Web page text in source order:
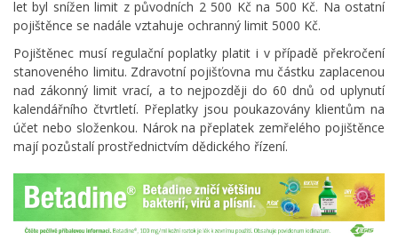
let byl snížen limit z původních 2 500 Kč na 500 Kč. Na ostatní
pojištěnce se nadále vztahuje ochranný limit 5000 Kč.
Pojištěnec musí regulační poplatky platit i v případě překročení
stanoveného limitu. Zdravotní pojišťovna mu částku zaplacenou
nad zákonný limit vrací, a to nejpozději do 60 dnů od uplynutí
kalendářního čtvrtletí. Přeplatky jsou poukazovány klientům na
účet nebo složenkou. Nárok na přeplatek zemřelého pojištěnce
mají pozůstalí prostřednictvím dědického řízení.